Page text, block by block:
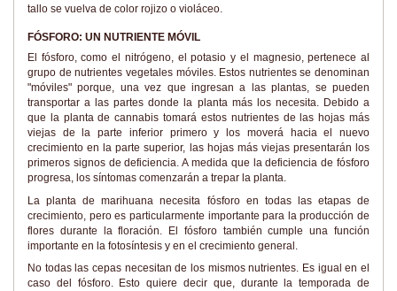
tallo se vuelva de color rojizo o violáceo.
FÓSFORO: UN NUTRIENTE MÓVIL
El fósforo, como el nitrógeno, el potasio y el magnesio, pertenece al
grupo de nutrientes vegetales móviles. Estos nutrientes se denominan
"móviles" porque, una vez que ingresan a las plantas, se pueden
transportar a las partes donde la planta más los necesita. Debido a
que la planta de cannabis tomará estos nutrientes de las hojas más
viejas de la parte inferior primero y los moverá hacia el nuevo
crecimiento en la parte superior, las hojas más viejas presentarán los
primeros signos de deficiencia. A medida que la deficiencia de fósforo
progresa, los síntomas comenzarán a trepar la planta.
La planta de marihuana necesita fósforo en todas las etapas de
crecimiento, pero es particularmente importante para la producción de
flores durante la floración. El fósforo también cumple una función
importante en la fotosíntesis y en el crecimiento general.
No todas las cepas necesitan de los mismos nutrientes. Es igual en el
caso del fósforo. Esto quiere decir que, durante la temporada de